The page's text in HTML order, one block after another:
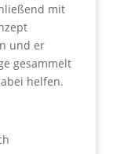
mit
und er
gesammelt
helfen.